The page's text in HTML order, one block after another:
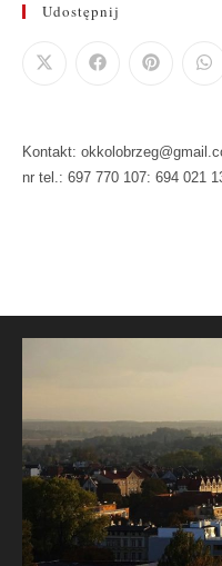
Udostępnij
Kontakt:
nr tel.: 697 770 107: 694 021